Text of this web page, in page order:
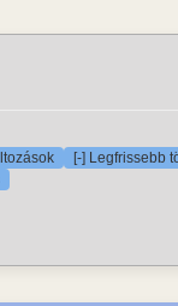
[-] Legfrissebb